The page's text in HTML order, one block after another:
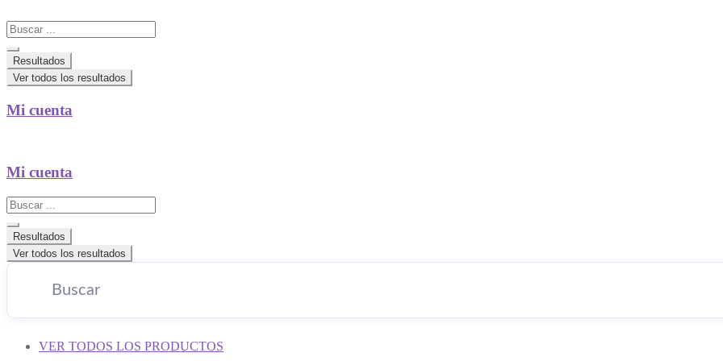
Search
...
Resultados
Ver todos los resultados
Mi cuenta
Mi cuenta
Search
...
Resultados
Ver todos los resultados
VER TODOS LOS PRODUCTOS